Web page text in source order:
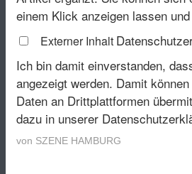
einem Klick anzeigen lassen
Externer Inhalt
Ich bin damit einverstanden,
angezeigt werden. Damit
Daten an Drittplattformen
dazu in unserer
von SZENE HAMBURG